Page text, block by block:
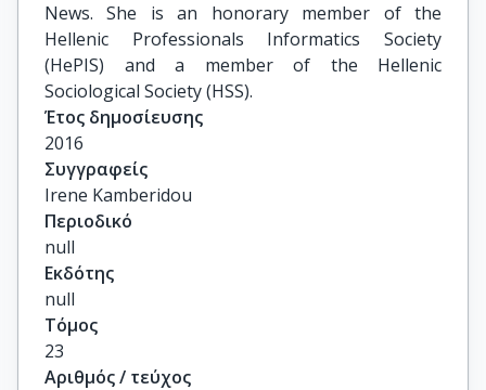
News. She is an honorary member of the
Hellenic Professionals Informatics Society
(HePIS) and a member of the Hellenic
Sociological Society (HSS).
Έτος δημοσίευσης
2016
Συγγραφείς
Irene Kamberidou
Περιοδικό
null
Εκδότης
null
Τόμος
23
Αριθμός / τεύχος